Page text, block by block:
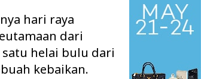
hari raya
dari
helai bulu dari
kebaikan.